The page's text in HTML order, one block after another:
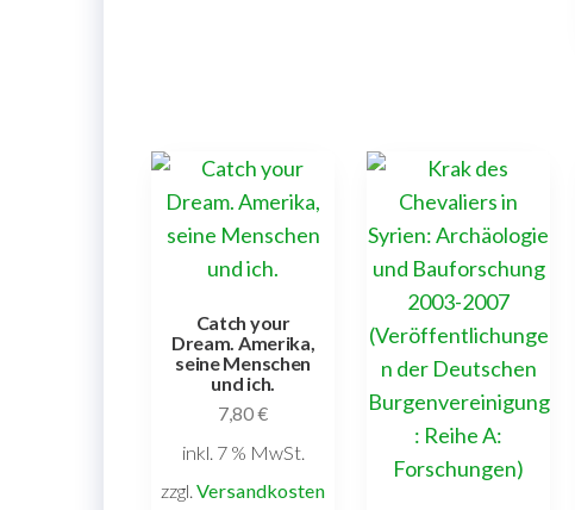
Catch your
Dream. Amerika,
seine Menschen
und ich.
7,80€
inkl. 7 % MwSt.
zzgl.Versandkosten